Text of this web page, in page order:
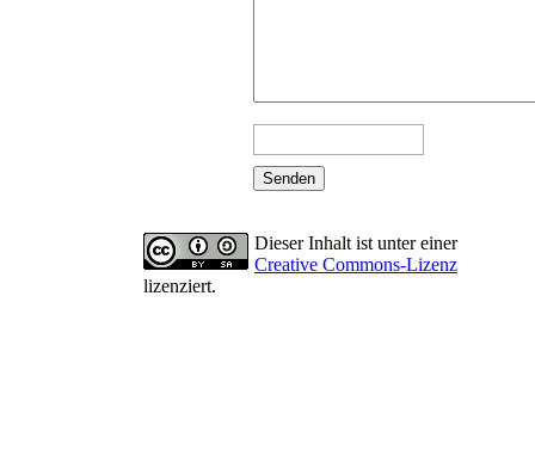
Dieser Inhalt ist unter einer
Creative Commons-Lizenz
lizenziert.